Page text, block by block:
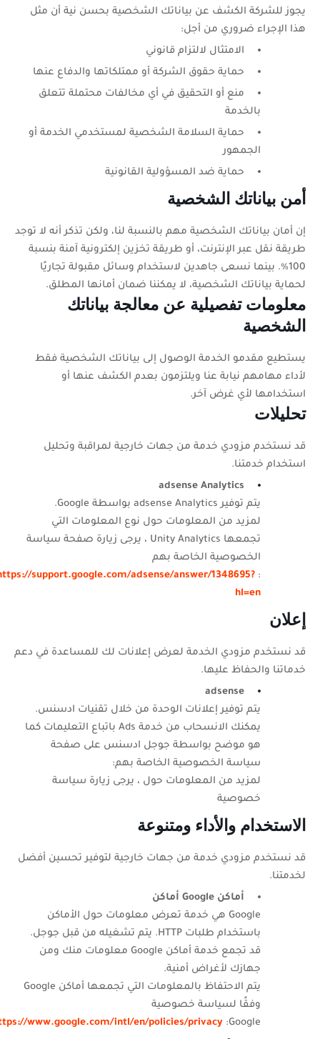
يجوز للشركة الكشف عن بياناتك الشخصية بحسن نية أن مثل
هذا الإجراء ضروري من أجل:
الامتثال لالتزام قانوني
حماية حقوق الشركة أو ممتلكاتها والدفاع عنها
منع أو التحقيق في أي مخالفات محتملة تتعلق
بالخدمة
حماية السلامة الشخصية لمستخدمي الخدمة أو
الجمهور
حماية ضد المسؤولية القانونية
أمن بياناتك الشخصية
إن أمان بياناتك الشخصية مهم بالنسبة لنا، ولكن تذكر أنه لا توجد
طريقة نقل عبر الإنترنت، أو طريقة تخزين إلكترونية آمنة بنسبة
100٪. بينما نسعى جاهدين لاستخدام وسائل مقبولة تجاريًا
لحماية بياناتك الشخصية، لا يمكننا ضمان أمانها المطلق.
معلومات تفصيلية عن معالجة بياناتك
الشخصية
يستطيع مقدمو الخدمة الوصول إلى بياناتك الشخصية فقط
لأداء مهامهم نيابة عنا ويلتزمون بعدم الكشف عنها أو
استخدامها لأي غرض آخر.
تحليلات
قد نستخدم مزودي خدمة من جهات خارجية لمراقبة وتحليل
استخدام خدمتنا.
adsenseAnalytics
يتم توفيرadsense AnalyticsبواسطةGoogle
.
لمزيد من المعلومات حول نوع المعلومات التي
تجمعهاUnity Analytics، يرجى زيارة صفحة سياسة
الخصوصية الخاصة بهم
https://support.google.com/adsense/answer/1348695?
hl=en
إعلان
قد نستخدم مزودي الخدمة لعرض إعلانات لك للمساعدة في دعم
خدماتنا والحفاظ عليها.
adsense
يتم توفير إعلانات الوحدة من خلال تقنيات ادسنس.
يمكنك الانسحاب من خدمةAdsباتباع التعليمات كما
هو موضح بواسطةجوجل ادسنسعلى صفحة
سياسة الخصوصية الخاصة بهم:
لمزيد من المعلومات حول، يرجى زيارة سياسة
خصوصية
الاستخدام والأداء ومتنوعة
قد نستخدم مزودي خدمة من جهات خارجية لتوفير تحسين أفضل
لخدمتنا.
أماكنGoogleأماكن
Googleهي خدمة تعرض معلومات حول الأماكن
باستخدام طلباتHTTP . يتم تشغيله من قبل جوجل.
قد تجمع خدمة أماكنGoogleمعلومات منك ومن
جهازك لأغراض أمنية.
يتم الاحتفاظ بالمعلومات التي تجمعها أماكنGoogle
وفقًا لسياسة خصوصية
Google
:
https://www.google.com/intl/en/policies/privacy
/